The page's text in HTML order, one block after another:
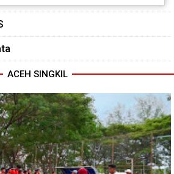
ACEH SINGKIL